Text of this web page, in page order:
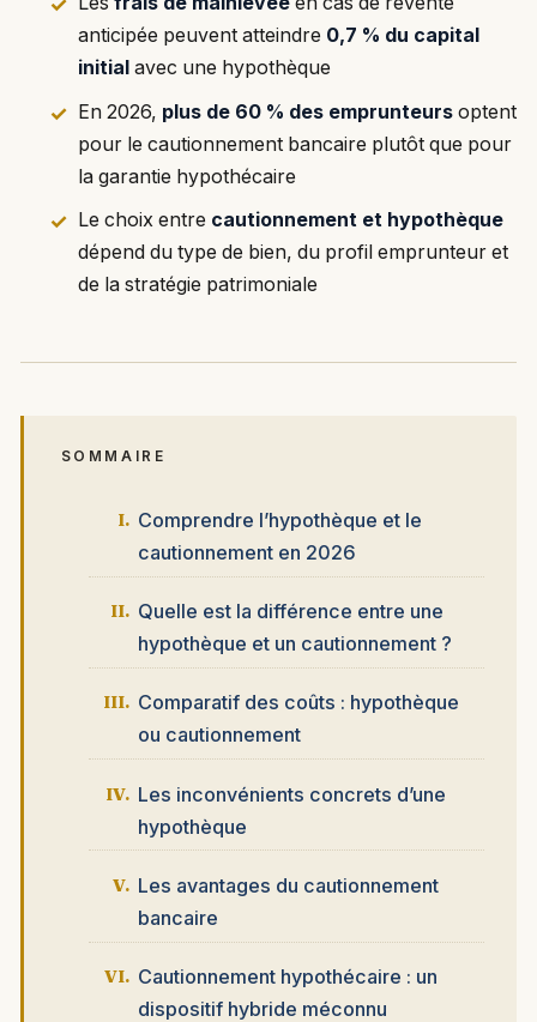
anticipée peuvent atteindre 0,7 % du capital
initial avec une hypothèque
En 2026, plus de 60 % des emprunteursoptent
pour le cautionnement bancaire plutôt que pour
la garantie hypothécaire
Le choix entre cautionnement et hypothèque
dépend du type de bien, du profil emprunteur et
de la stratégie patrimoniale
SOMMAIRE
Comprendre l’hypothèque et le
cautionnement en 2026
Quelle est la différence entre une
hypothèque et un cautionnement ?
Comparatif des coûts : hypothèque
ou cautionnement
Les inconvénients concrets d’une
hypothèque
Les avantages du cautionnement
bancaire
Cautionnement hypothécaire : un
dispositif hybride méconnu